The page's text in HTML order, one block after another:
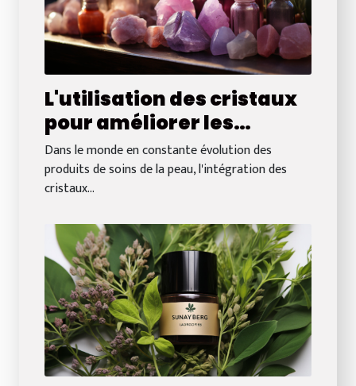
L'utilisation des cristaux
pour améliorer les
produits de soins de la
peau : Démystification et
conseils
Dans le monde en constante évolution des
produits de soins de la peau, l'intégration des
cristaux...